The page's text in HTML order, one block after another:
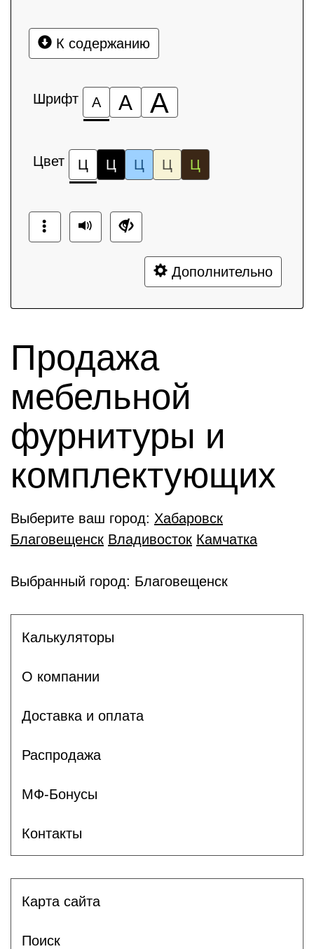
К содержанию
Шрифт А А А
Цвет Ц Ц Ц Ц Ц
Дополнительно
Продажа
мебельной
фурнитуры и
комплектующиx
Выберите ваш город: Хабаровск
Благовещенск Владивосток Камчатка
Выбранный город: Благовещенск
Калькуляторы
О компании
Доставка и оплата
Распродажа
МФ-Бонусы
Контакты
Карта сайта
Поиск